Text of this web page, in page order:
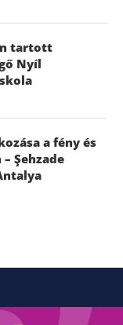
tartott
Nyíl
a fény és
Şehzade